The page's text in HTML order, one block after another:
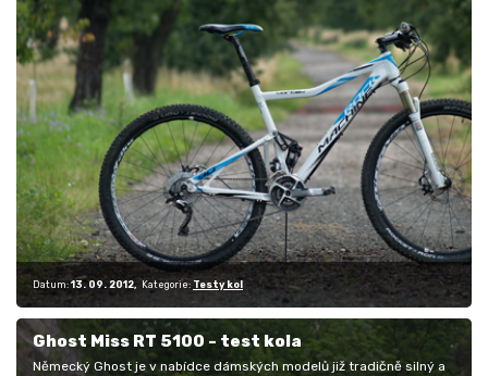
Datum: 13. 09. 2012 Kategorie: Testy kol
Ghost Miss RT 5100 - test kola
Německý Ghost je v nabídce dámských modelů již tradičně silný a